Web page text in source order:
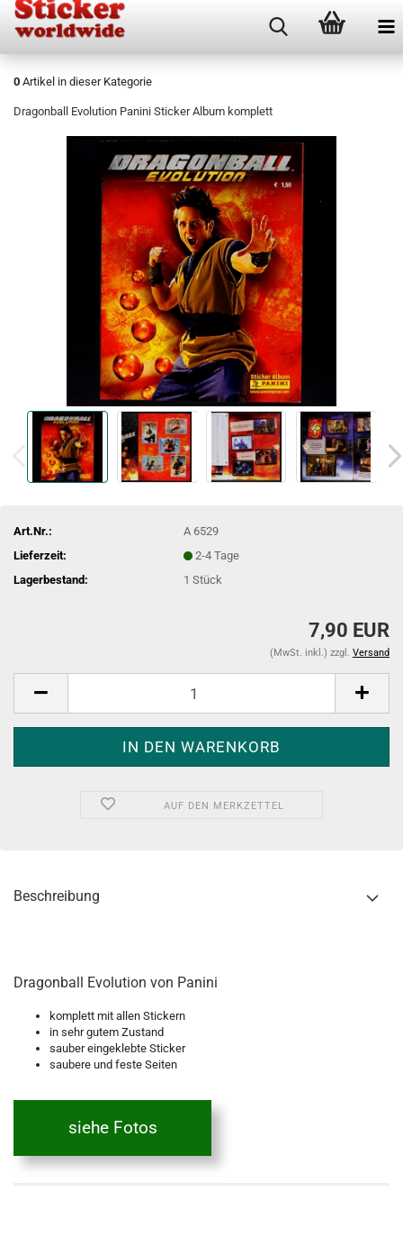
0 Artikel in dieser Kategorie
Dragonball Evolution Panini Sticker Album komplett
Art.Nr.:
A 6529
Lieferzeit:
2-4 Tage
Lagerbestand:
1Stück
7,90 EUR
(MwSt. inkl.) zzgl. Versand
AUF DEN MERKZETTEL
Beschreibung
Dragonball Evolution von Panini
komplett mit allen Stickern
in sehr gutem Zustand
sauber eingeklebte Sticker
saubere und feste Seiten
siehe Fotos